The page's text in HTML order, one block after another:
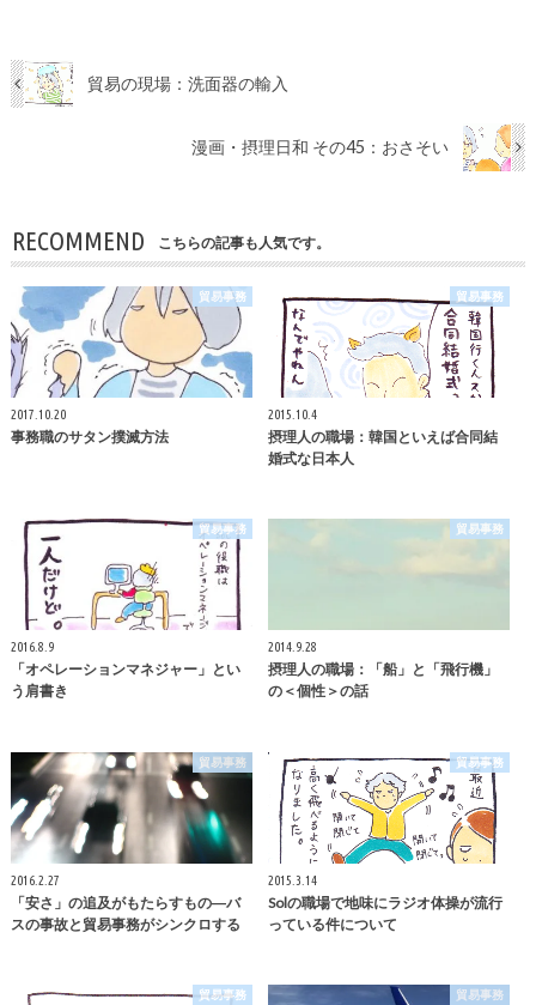
貿易の現場：洗面器の輸入
漫画・摂理日和 その45：おさそい
RECOMMEND こちらの記事も人気です。
貿易事務
2017.10.20
事務職のサタン撲滅方法
貿易事務
2015.10.4
摂理人の職場：韓国といえば合同結
婚式な日本人
貿易事務
2016.8.9
「オペレーションマネジャー」とい
う肩書き
貿易事務
2014.9.28
摂理人の職場：「船」と「飛行機」
の＜個性＞の話
貿易事務
2016.2.27
「安さ」の追及がもたらすもの―バ
スの事故と貿易事務がシンクロする
貿易事務
2015.3.14
Solの職場で地味にラジオ体操が流行
っている件について
貿易事務 貿易事務